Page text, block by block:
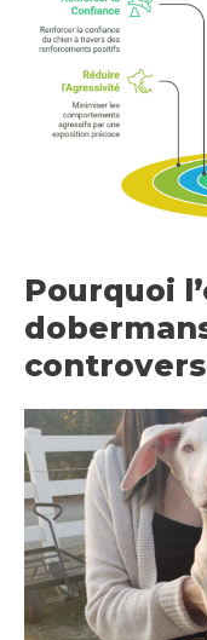
Pourquoi